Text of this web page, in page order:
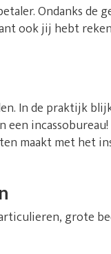
Ondanks de
ook jij hebt
In de praktijk
een
maakt met het
grote